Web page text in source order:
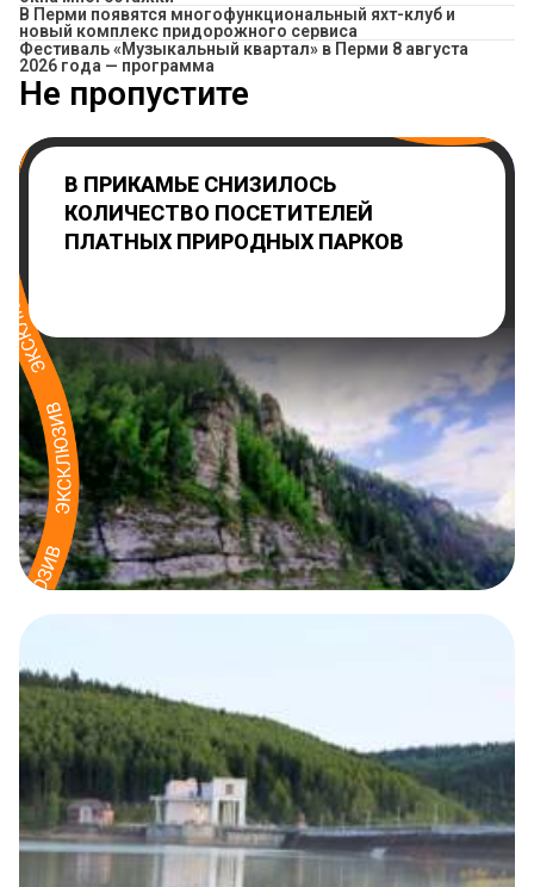
В Перми появятся многофункциональный яхт-клуб и
новый комплекс придорожного сервиса
Фестиваль «Музыкальный квартал» в Перми 8 августа
2026 года — программа
Не пропустите
В ПРИКАМЬЕ СНИЗИЛОСЬ
КОЛИЧЕСТВО ПОСЕТИТЕЛЕЙ
ПЛАТНЫХ ПРИРОДНЫХ ПАРКОВ